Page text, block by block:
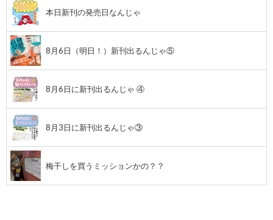
本日新刊の発売日なんじゃ
8月6日（明日！）新刊出るんじゃ⑤
8月6日に新刊出るんじゃ ④
8月3日に新刊出るんじゃ③
梅干しを買うミッションかの？？